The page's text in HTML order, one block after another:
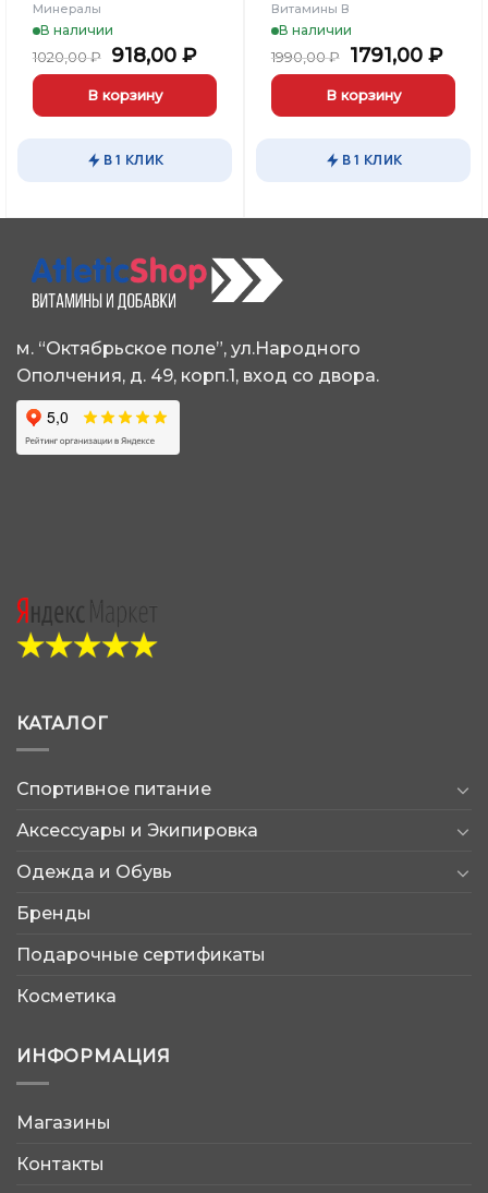
Минералы
В наличии
1020,00₽
Первоначальная
цена
составляла
1020,00 ₽.
918,00 ₽Текущая
цена:
В корзину
В 1 КЛИК
Витамины В
В наличии
1990,00₽
цена
составляла
1990,00 ₽.
1791,00 ₽
В корзину
В 1 КЛИК
м. “Октябрьское поле”, ул.Народного
Ополчения, д. 49, корп.1, вход со двора.
КАТАЛОГ
Спортивное питание
Аксессуары и Экипировка
Одежда и Обувь
Бренды
Подарочные сертификаты
Косметика
ИНФОРМАЦИЯ
Магазины
Контакты